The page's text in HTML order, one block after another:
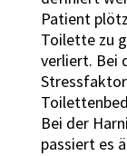
Patient
Toilette zu
verliert. Bei
Bei der
passiert es